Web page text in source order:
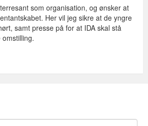
som organisation, og ønsker at
Her vil jeg sikre at de yngre
samt presse på for at IDA skal stå